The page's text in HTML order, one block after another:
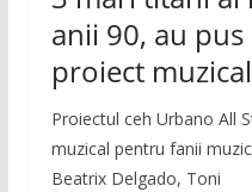
anii 90, au
proiect muzical
Proiectul ceh Urbano All
muzical pentru fanii
Beatrix Delgado, Toni